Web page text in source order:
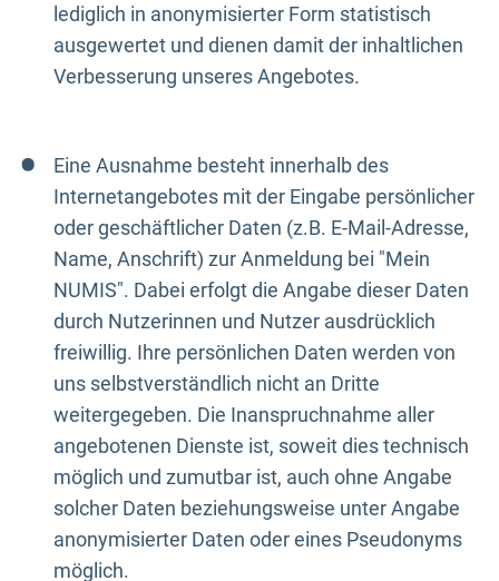
lediglich in anonymisierter Form statistisch
ausgewertet und dienen damit der inhaltlichen
Verbesserung unseres Angebotes.
Eine Ausnahme besteht innerhalb des
Internetangebotes mit der Eingabe persönlicher
oder geschäftlicher Daten (z.B. E-Mail-Adresse,
Name, Anschrift) zur Anmeldung bei "Mein
NUMIS". Dabei erfolgt die Angabe dieser Daten
durch Nutzerinnen und Nutzer ausdrücklich
freiwillig. Ihre persönlichen Daten werden von
uns selbstverständlich nicht an Dritte
weitergegeben. Die Inanspruchnahme aller
angebotenen Dienste ist, soweit dies technisch
möglich und zumutbar ist, auch ohne Angabe
solcher Daten beziehungsweise unter Angabe
anonymisierter Daten oder eines Pseudonyms
möglich.